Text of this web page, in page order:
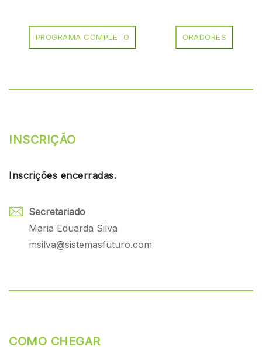
PROGRAMA COMPLETO ORADORES
INSCRIÇÃO
Inscrições encerradas.
Secretariado
Maria Eduarda Silva
msilva@sistemasfuturo.com
COMO CHEGAR